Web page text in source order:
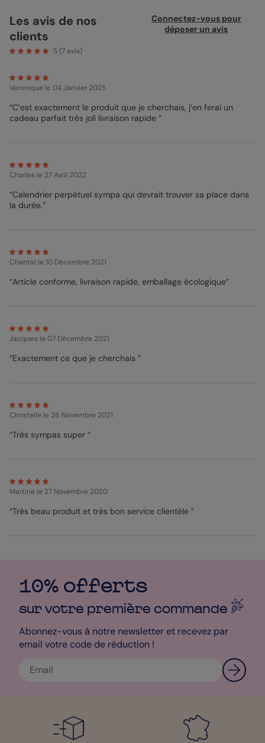
pourrez alors le compléter chaque année. Un peu comme un
Calendrier Photo , vous pourrez ajouter des icônes aux dates
importantes. C’est le cadeau idéal à mettre dans sa cuisine afin
de n’oublier aucun anniversaire ni date importante ! De jolis
simple et illimité ! Il est au format A4 ce qui permet de pouvoir y
rentrer de nombreux anniversaires chaque mois sans problème
anniversaires ! L’impression et l’expédition se fait en 48H.
Les avis de nos
clients
5(7 avis)
Connectez-vous pour
déposer un avis
Veronique le 04 Janvier 2025
“C’est exactement le produit que je cherchais, j’en ferai un
cadeau parfait très joli livraison rapide ”
Charles le 27 Avril 2022
“Calendrier perpétuel sympa qui devrait trouver sa place dans
la durée.”
Chantal le 10 Décembre 2021
“Article conforme, livraison rapide, emballage écologique”
Jacques le 07 Décembre 2021
“Exactement ce que je cherchais ”
Christelle le 26 Novembre 2021
“Très sympas super ”
Martine le 27 Novembre 2020
“Très beau produit et très bon service clientèle ”
10% offerts
sur votre première commande
Abonnez-vous à notre newsletter et recevez par
email votre code de réduction !